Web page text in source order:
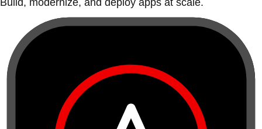
Build, modernize, and deploy apps at scale.